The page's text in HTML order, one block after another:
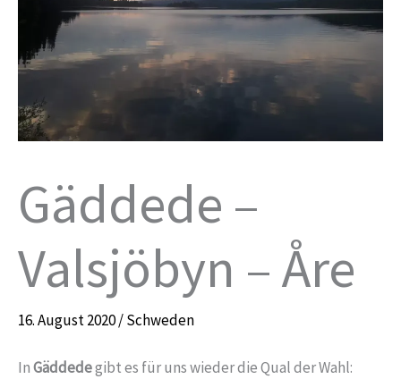
Gäddede –
Valsjöbyn – Åre
16. August 2020/Schweden
InGäddedegibt es für uns wieder die Qual der Wahl: